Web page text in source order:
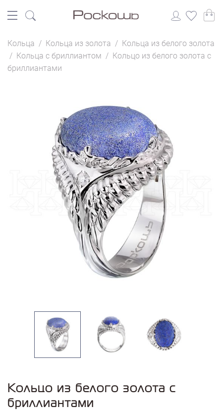
Кольца / Кольца из золота / Кольца из белого золота
/ Кольца с бриллиантом / Кольцо из белого золота с
бриллиантами
Кольцо из белого золота с
бриллиантами